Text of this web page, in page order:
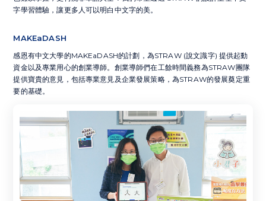
字學習體驗，讓更多⼈可以明⽩中⽂字的美。
MAKEaDASH
感恩有中文大學的MAKEaDASH的計劃，為STRAW (說文識字) 提供起動
資金以及專業用心的創業導師。創業導師們在工餘時間義務為STRAW團隊
提供寶貴的意見，包括專業意見及企業發展策略，為STRAW的發展奠定重
要的基礎。